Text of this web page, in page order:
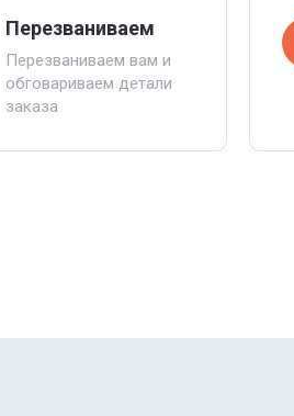
Перезваниваем
Перезваниваем вам и
обговариваем детали
заказа